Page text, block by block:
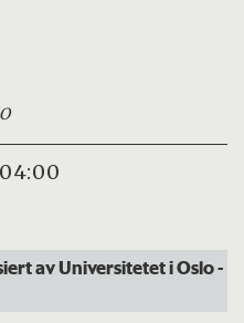
04:00
av Universitetet i Oslo-